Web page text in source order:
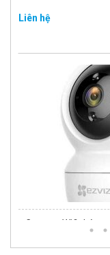
Camera Wifi thông
560.000 đ